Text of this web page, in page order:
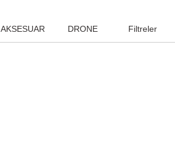
AKSESUAR DRONE Filtreler